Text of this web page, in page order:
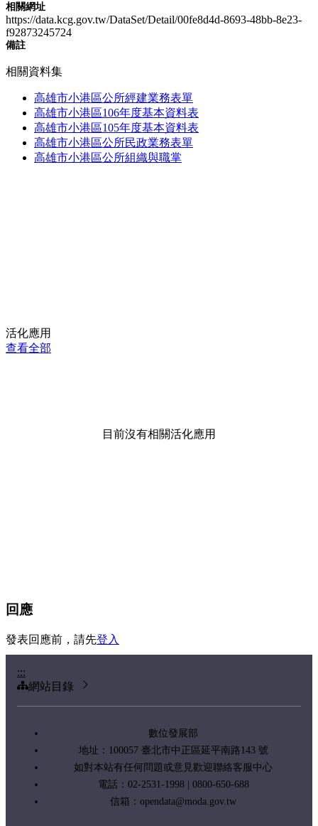
相關網址
https://data.kcg.gov.tw/DataSet/Detail/00fe8d4d-8693-48bb-8e23-
f92873245724
備註
相關資料集
高雄市小港區公所經建業務表單
高雄市小港區106年度基本資料表
高雄市小港區105年度基本資料表
高雄市小港區公所民政業務表單
高雄市小港區公所組織與職掌
活化應用
查看全部
目前沒有相關活化應用
回應
發表回應前，請先登入
:::
網站目錄
數位發展部
地址：100057 臺北市中正區延平南路143 號
如對本站有任何問題或意見歡迎聯絡客服中心
電話：02-2531-1998 | 0800-650-688
信箱： opendata@moda.gov.tw